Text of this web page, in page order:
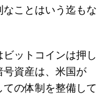
ことはいう迄もな
ットコインは押し
号資産は、米国が
の体制を整備して